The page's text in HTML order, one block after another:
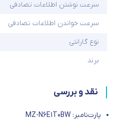
سرعت نوشتن اطلاعات تصادفی
سرعت خواندن اطلاعات تصادفی
نوع گارانتی
برند
نقد و بررسی
پارت‌نامبر: MZ-N6E1T0BW